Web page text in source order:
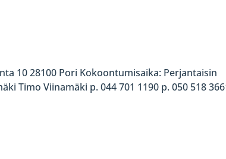
10 28100 Pori Kokoontumisaika: Perjantaisin
Timo Viinamäki p. 044 701 1190 p. 050 518